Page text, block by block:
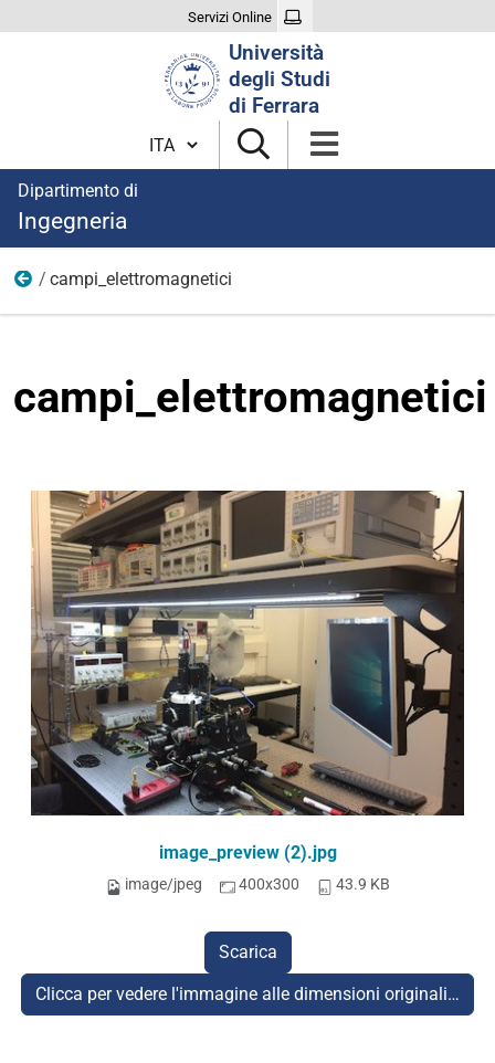
Servizi Online
Università
degli Studi
di Ferrara
Cambia lingua
Dipartimento di
Ingegneria
Immagini aree di ricerca
campi_elettromagnetici
campi_elettromagnetici
image_preview (2).jpg
image/jpeg 400x300 43.9 KB
Scarica
Clicca per vedere l'immagine alle dimensioni originali…